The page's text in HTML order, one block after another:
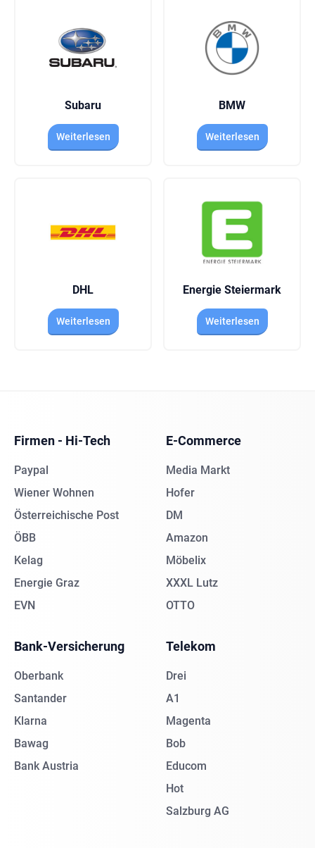
Subaru
Weiterlesen
BMW
Weiterlesen
DHL
Weiterlesen
Energie Steiermark
Weiterlesen
Firmen - Hi-Tech
Paypal
Wiener Wohnen
Österreichische Post
ÖBB
Kelag
Energie Graz
EVN
E-Commerce
Media Markt
Hofer
DM
Amazon
Möbelix
XXXL Lutz
OTTO
Bank-Versicherung
Oberbank
Santander
Klarna
Bawag
Bank Austria
Telekom
Drei
A1
Magenta
Bob
Educom
Hot
Salzburg AG